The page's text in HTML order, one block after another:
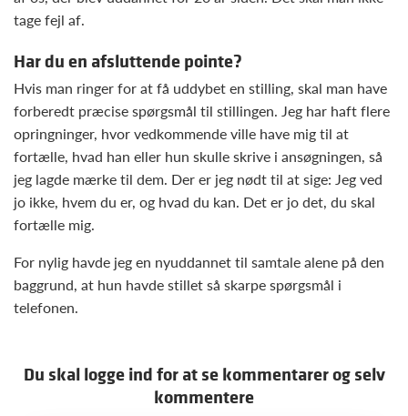
tage fejl af.
Har du en afsluttende pointe?
Hvis man ringer for at få uddybet en stilling, skal man have
forberedt præcise spørgsmål til stillingen. Jeg har haft flere
opringninger, hvor vedkommende ville have mig til at
fortælle, hvad han eller hun skulle skrive i ansøgningen, så
jeg lagde mærke til dem. Der er jeg nødt til at sige: Jeg ved
jo ikke, hvem du er, og hvad du kan. Det er jo det, du skal
fortælle mig.
For nylig havde jeg en nyuddannet til samtale alene på den
baggrund, at hun havde stillet så skarpe spørgsmål i
telefonen.
Du skal logge ind for at se kommentarer og selv
kommentere